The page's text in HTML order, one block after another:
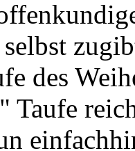
des
Taufe